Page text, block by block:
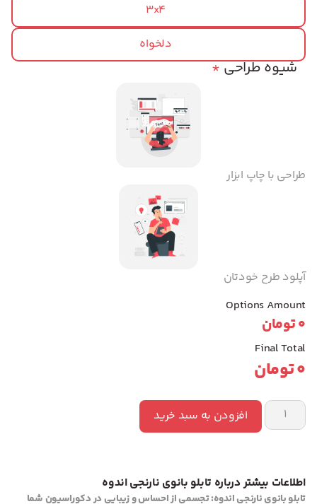
3x4
دلخواه
*شیوه طراحی
طراحی با چاپ ابزار
آپلود طرح خودتان
Options Amount
0تومان
Final Total
0تومان
افزودن به سبد خرید
اطلاعات بیشتر درباره تابلو بانوی نارنجی اندوه
تابلو بانوی نارنجی اندوه: تجسمی از احساس و زیبایی در دکوراسیون شما